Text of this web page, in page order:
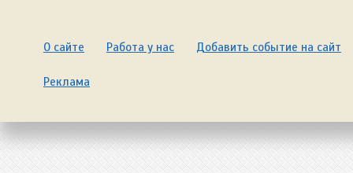
О сайте Работа у нас Добавить событие на сайт
Реклама